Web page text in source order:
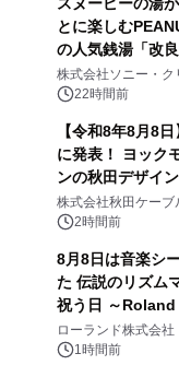
とに楽しむ
の人気銭湯「改
ラボレーション
ボグッズも発売決
株式会社ソニー・
22時間前
【令和8年8月8
に発表！ ヨック
ンの秋田デザイ
秋田犬の子犬と
るパッケージ～ 9
株式会社秋田ケーブ
2時間前
8月8日は音楽シ
た 伝説のリズム
祝う日 ～
を展示しての 記
催 英国ラジオ「
ローランド株式会社
1時間前